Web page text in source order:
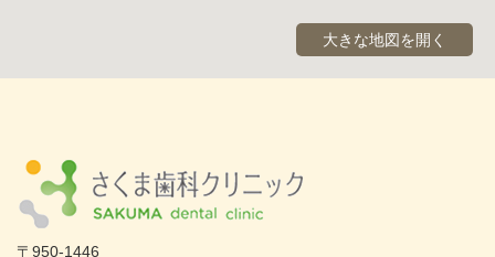
大きな地図を開く
〒950-1446